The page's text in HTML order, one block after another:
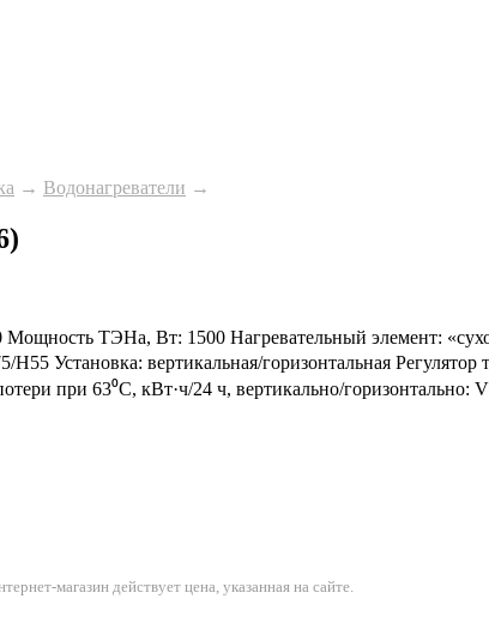
→ Водонагреватели →
ТЭНа, Вт: 1500 Нагревательный элемент:
H55 Установка: вертикальная/горизонтальная
при 63⁰C, кВт·ч/24 ч, вертикально/горизонтально:
магазин действует цена, указанная на сайте.